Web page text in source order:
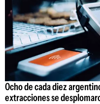
Ocho de cada diez
extracciones se